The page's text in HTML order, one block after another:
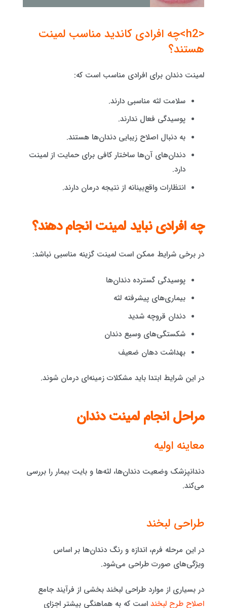
<h2>چه افرادی کاندید مناسب لمینت
هستند؟
لمینت دندان برای افرادی مناسب است که:
سلامت لثه مناسبی دارند.
پوسیدگی فعال ندارند.
به دنبال اصلاح زیبایی دندان‌ها هستند.
دندان‌های آن‌ها ساختار کافی برای حمایت از لمینت
دارد.
انتظارات واقع‌بینانه از نتیجه درمان دارند.
چه افرادی نباید لمینت انجام دهند؟
در برخی شرایط ممکن است لمینت گزینه مناسبی نباشد:
پوسیدگی گسترده دندان‌ها
بیماری‌های پیشرفته لثه
دندان قروچه شدید
شکستگی‌های وسیع دندان
بهداشت دهان ضعیف
در این شرایط ابتدا باید مشکلات زمینه‌ای درمان شوند.
مراحل انجام لمینت دندان
معاینه اولیه
دندانپزشک وضعیت دندان‌ها، لثه‌ها و بایت بیمار را بررسی
می‌کند.
طراحی لبخند
در این مرحله فرم، اندازه و رنگ دندان‌ها بر اساس
ویژگی‌های صورت طراحی می‌شود.
در بسیاری از موارد طراحی لبخند بخشی از فرآیند جامع
اصلاح طرح لبخند است که به هماهنگی بیشتر اجزای